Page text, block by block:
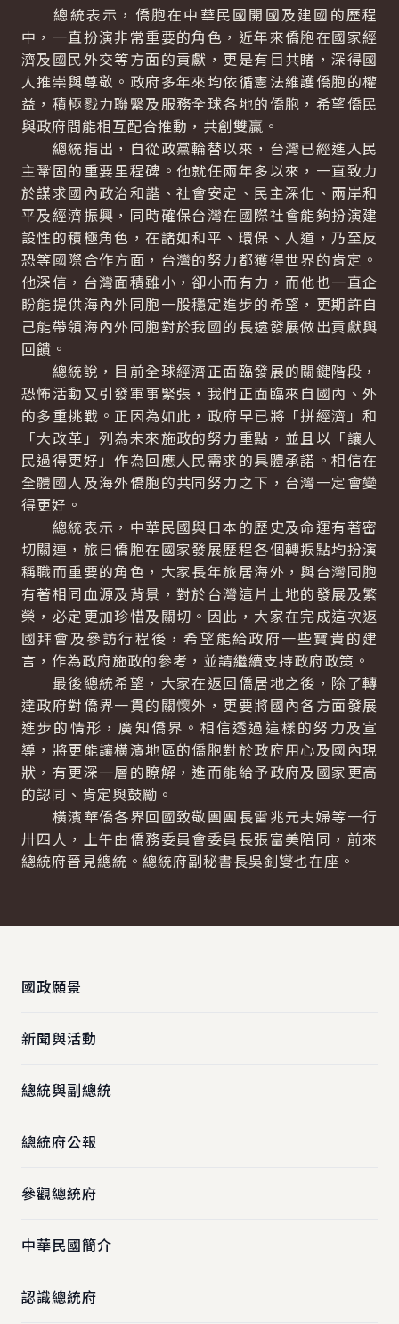
總統表示，僑胞在中華民國開國及建國的歷程
中，一直扮演非常重要的角色，近年來僑胞在國家經
濟及國民外交等方面的貢獻，更是有目共睹，深得國
人推崇與尊敬。政府多年來均依循憲法維護僑胞的權
益，積極戮力聯繫及服務全球各地的僑胞，希望僑民
與政府間能相互配合推動，共創雙贏。
總統指出，自從政黨輪替以來，台灣已經進入民
主鞏固的重要里程碑。他就任兩年多以來，一直致力
於謀求國內政治和諧、社會安定、民主深化、兩岸和
平及經濟振興，同時確保台灣在國際社會能夠扮演建
設性的積極角色，在諸如和平、環保、人道，乃至反
恐等國際合作方面，台灣的努力都獲得世界的肯定。
他深信，台灣面積雖小，卻小而有力，而他也一直企
盼能提供海內外同胞一股穩定進步的希望，更期許自
己能帶領海內外同胞對於我國的長遠發展做出貢獻與
回饋。
總統說，目前全球經濟正面臨發展的關鍵階段，
恐怖活動又引發軍事緊張，我們正面臨來自國內、外
的多重挑戰。正因為如此，政府早已將「拼經濟」和
「大改革」列為未來施政的努力重點，並且以「讓人
民過得更好」作為回應人民需求的具體承諾。相信在
全體國人及海外僑胞的共同努力之下，台灣一定會變
得更好。
總統表示，中華民國與日本的歷史及命運有著密
切關連，旅日僑胞在國家發展歷程各個轉捩點均扮演
稱職而重要的角色，大家長年旅居海外，與台灣同胞
有著相同血源及背景，對於台灣這片土地的發展及繁
榮，必定更加珍惜及關切。因此，大家在完成這次返
國拜會及參訪行程後，希望能給政府一些寶貴的建
言，作為政府施政的參考，並請繼續支持政府政策。
最後總統希望，大家在返回僑居地之後，除了轉
達政府對僑界一貫的關懷外，更要將國內各方面發展
進步的情形，廣知僑界。相信透過這樣的努力及宣
導，將更能讓橫濱地區的僑胞對於政府用心及國內現
狀，有更深一層的瞭解，進而能給予政府及國家更高
的認同、肯定與鼓勵。
橫濱華僑各界回國致敬團團長雷兆元夫婦等一行
卅四人，上午由僑務委員會委員長張富美陪同，前來
總統府晉見總統。總統府副秘書長吳釗燮也在座。
國政願景
新聞與活動
總統與副總統
總統府公報
參觀總統府
中華民國簡介
認識總統府